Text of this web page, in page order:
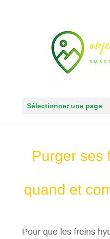
Sélectionner une page
Purger ses
quand et
Pour que les freins